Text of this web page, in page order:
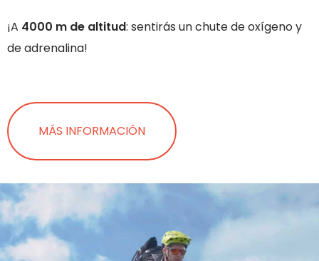
¡A 4000 m de altitud: sentirás un chute de oxígeno y
de adrenalina!
MÁS INFORMACIÓN